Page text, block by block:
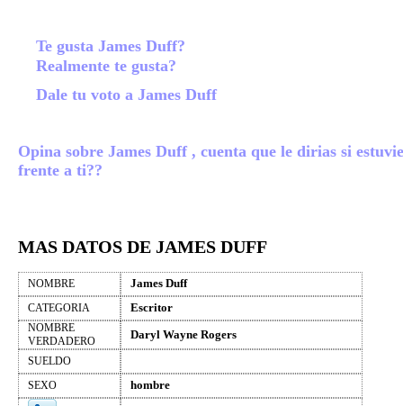
Te gusta James Duff?
Realmente te gusta?
Dale tu voto a James Duff
Opina sobre James Duff , cuenta que le dirias si
frente a ti??
MAS DATOS DE JAMES DUFF
NOMBRE James Duff
CATEGORIA Escritor
NOMBRE
VERDADERO
Daryl Wayne Rogers
SUELDO
SEXO
hombre